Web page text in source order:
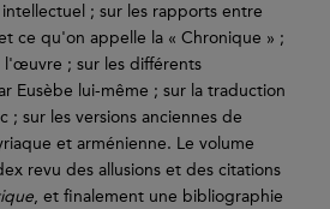
; sur les rapports entre
ce qu'on appelle la « Chronique » ;
; sur les différents
Eusèbe lui-même ; sur la traduction
; sur les versions anciennes de
et arménienne. Le volume
revu des allusions et des citations
, et finalement une bibliographie